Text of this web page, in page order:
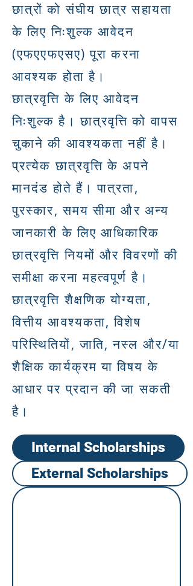
छात्रों को संघीय छात्र सहायता
के लिए निःशुल्क आवेदन
(एफएएफएसए) पूरा करना
आवश्यक होता है।
छात्रवृत्ति के लिए आवेदन
निःशुल्क है। छात्रवृत्ति को वापस
चुकाने की आवश्यकता नहीं है।
प्रत्येक छात्रवृत्ति के अपने
मानदंड होते हैं। पात्रता,
पुरस्कार, समय सीमा और अन्य
जानकारी के लिए आधिकारिक
छात्रवृत्ति नियमों और विवरणों की
समीक्षा करना महत्वपूर्ण है।
छात्रवृत्ति शैक्षणिक योग्यता,
वित्तीय आवश्यकता, विशेष
परिस्थितियों, जाति, नस्ल और/या
शैक्षिक कार्यक्रम या विषय के
आधार पर प्रदान की जा सकती
है।
Internal Scholarships
External Scholarships